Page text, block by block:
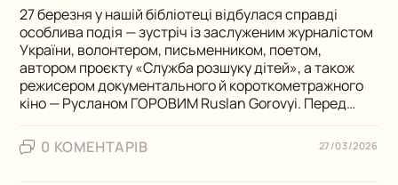
27 березня у нашій бібліотеці відбулася справді
особлива подія — зустріч із заслуженим журналістом
України, волонтером, письменником, поетом,
автором проєкту «Служба розшуку дітей», а також
режисером документального й короткометражного
кіно — Русланом ГОРОВИМ Ruslan Gorovyi. Перед…
0 КОМЕНТАРІВ 27/03/2026